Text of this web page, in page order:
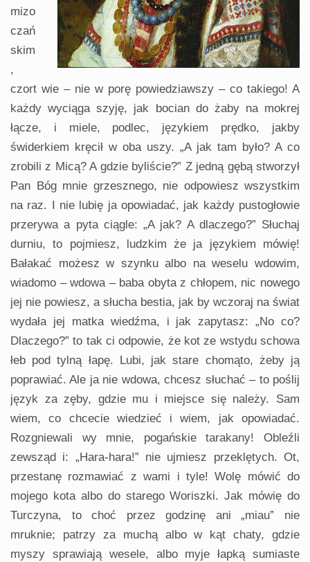
mizo
czań
skim
,
czort wie – nie w porę powiedziawszy – co takiego! A
każdy wyciąga szyję, jak bocian do żaby na mokrej
łącze, i miele, podlec, językiem prędko, jakby
świderkiem kręcił w oba uszy. „A jak tam było? A co
zrobili z Micą? A gdzie byliście?” Z jedną gębą stworzył
Pan Bóg mnie grzesznego, nie odpowiesz wszystkim
na raz. I nie lubię ja opowiadać, jak każdy pustogłowie
przerywa a pyta ciągle: „A jak? A dlaczego?” Słuchaj
durniu, to pojmiesz, ludzkim że ja językiem mówię!
Bałakać możesz w szynku albo na weselu wdowim,
wiadomo – wdowa – baba obyta z chłopem, nic nowego
jej nie powiesz, a słucha bestia, jak by wczoraj na świat
wydała jej matka wiedźma, i jak zapytasz: „No co?
Dlaczego?” to tak ci odpowie, że kot ze wstydu schowa
łeb pod tylną łapę. Lubi, jak stare chomąto, żeby ją
poprawiać. Ale ja nie wdowa, chcesz słuchać – to poślij
język za zęby, gdzie mu i miejsce się należy. Sam
wiem, co chcecie wiedzieć i wiem, jak opowiadać.
Rozgniewali wy mnie, pogańskie tarakany! Obleźli
zewsząd i: „Hara-hara!” nie ujmiesz przeklętych. Ot,
przestanę rozmawiać z wami i tyle! Wolę mówić do
mojego kota albo do starego Woriszki. Jak mówię do
Turczyna, to choć przez godzinę ani „miau” nie
mruknie; patrzy za muchą albo w kąt chaty, gdzie
myszy sprawiają wesele, albo myje łapką sumiaste